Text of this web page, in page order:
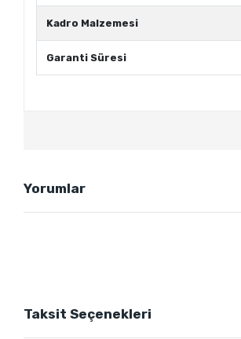
Kadro Malzemesi
Garanti Süresi
Yorumlar
Taksit Seçenekleri